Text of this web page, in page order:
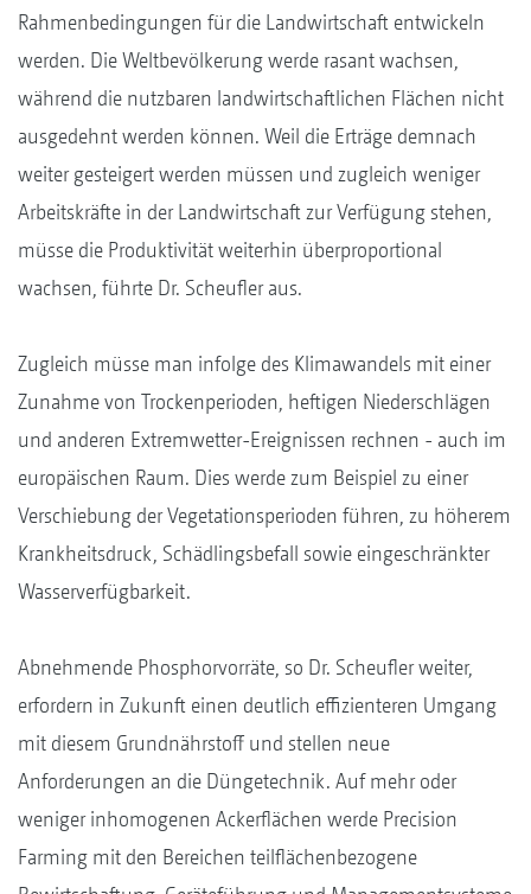
Rahmenbedingungen für die Landwirtschaft entwickeln
werden. Die Weltbevölkerung werde rasant wachsen,
während die nutzbaren landwirtschaftlichen Flächen nicht
ausgedehnt werden können. Weil die Erträge demnach
weiter gesteigert werden müssen und zugleich weniger
Arbeitskräfte in der Landwirtschaft zur Verfügung stehen,
müsse die Produktivität weiterhin überproportional
wachsen, führte Dr. Scheufler aus.
Zugleich müsse man infolge des Klimawandels mit einer
Zunahme von Trockenperioden, heftigen Niederschlägen
und anderen Extremwetter-Ereignissen rechnen - auch im
europäischen Raum. Dies werde zum Beispiel zu einer
Verschiebung der Vegetationsperioden führen, zu höherem
Krankheitsdruck, Schädlingsbefall sowie eingeschränkter
Wasserverfügbarkeit.
Abnehmende Phosphorvorräte, so Dr. Scheufler weiter,
erfordern in Zukunft einen deutlich effizienteren Umgang
mit diesem Grundnährstoff und stellen neue
Anforderungen an die Düngetechnik. Auf mehr oder
weniger inhomogenen Ackerflächen werde Precision
Farming mit den Bereichen teilflächenbezogene